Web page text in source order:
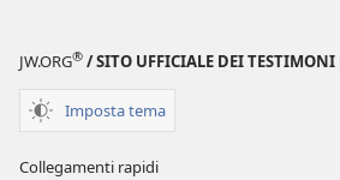
JW.ORG® / SITO UFFICIALE DEI TESTIMONI
Imposta tema
Collegamenti rapidi